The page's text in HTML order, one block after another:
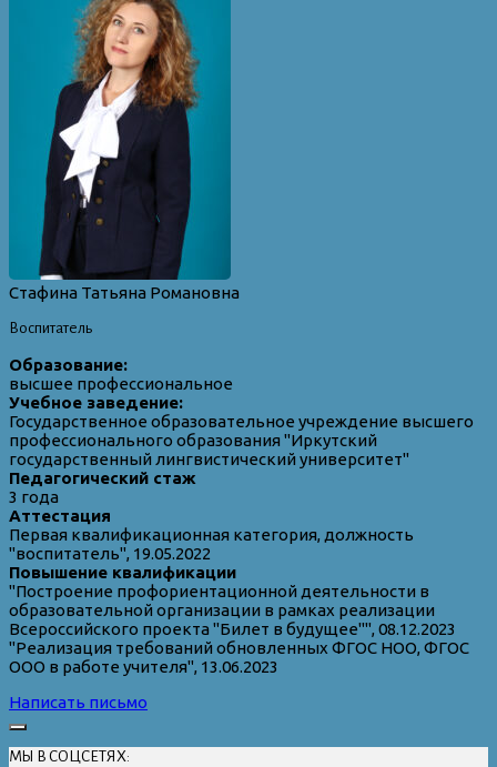
Стафина Татьяна Романовна
Воспитатель
Образование:
высшее профессиональное
Учебное заведение:
Государственное образовательное учреждение высшего
профессионального образования "Иркутский
государственный лингвистический университет"
Педагогический стаж
3 года
Аттестация
Первая квалификационная категория, должность
"воспитатель", 19.05.2022
Повышение квалификации
"Построение профориентационной деятельности в
образовательной организации в рамках реализации
Всероссийского проекта "Билет в будущее"", 08.12.2023
"Реализация требований обновленных ФГОС НОО, ФГОС
ООО в работе учителя", 13.06.2023
Написать письмо
МЫ В СОЦСЕТЯХ: